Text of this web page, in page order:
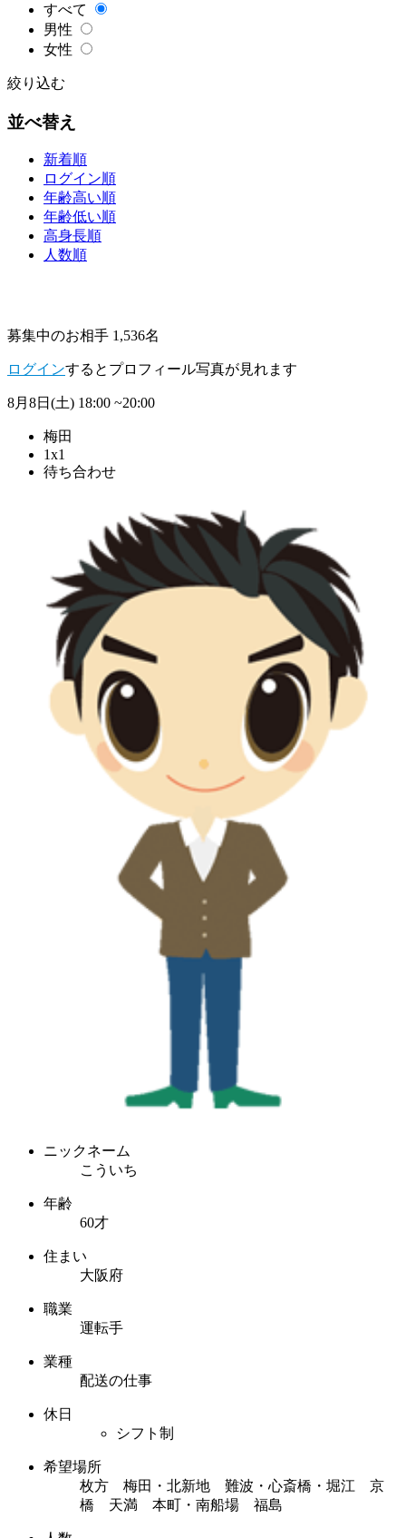
すべて
男性
女性
絞り込む
並べ替え
新着順
ログイン順
年齢高い順
年齢低い順
高身長順
人数順
募集中のお相手 1,536名
ログインするとプロフィール写真が見れます
8月8日(土) 18:00 ~20:00
梅田
1x1
待ち合わせ
ニックネーム
こういち
年齢
60才
住まい
大阪府
職業
運転手
業種
配送の仕事
休日
シフト制
希望場所
枚方 梅田・北新地 難波・心斎橋・堀江 京
橋 天満 本町・南船場 福島